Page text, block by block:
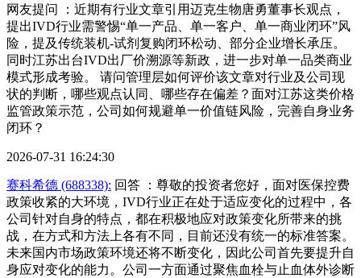
网友提问 ：近期有行业文章引用迈克生物唐勇董事长观点，
提出IVD行业需警惕“单一产品、单一客户、单一商业闭环”风
险，提及传统装机‑试剂复购闭环松动、部分企业增长承压。
同时江苏出台IVD出厂价溯源等新政，进一步对单一品类商业
模式形成考验。 请问管理层如何评价该文章对行业及公司现
状的判断，哪些观点认同、哪些存在偏差？面对江苏这类价格
监管政策示范，公司如何规避单一价值链风险，完善自身业务
闭环？
2026-07-31 16:24:30
赛科希德 (688338): 回答 ：尊敬的投资者您好，面对医保控费
政策收紧的大环境，IVD行业正在处于适应变化的过程中，各
公司针对自身的特点，都在积极地应对政策变化所带来的挑
战，在方式和方法上各有不同，目前还没有统一的标准答案。
未来国内市场政策环境还将不断变化，因此公司首先要提升自
身应对变化的能力。公司一方面通过聚焦血栓与止血体外诊断